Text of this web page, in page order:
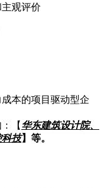
观评价
本的项目驱动型企
【华东建筑设计院、
技】等。